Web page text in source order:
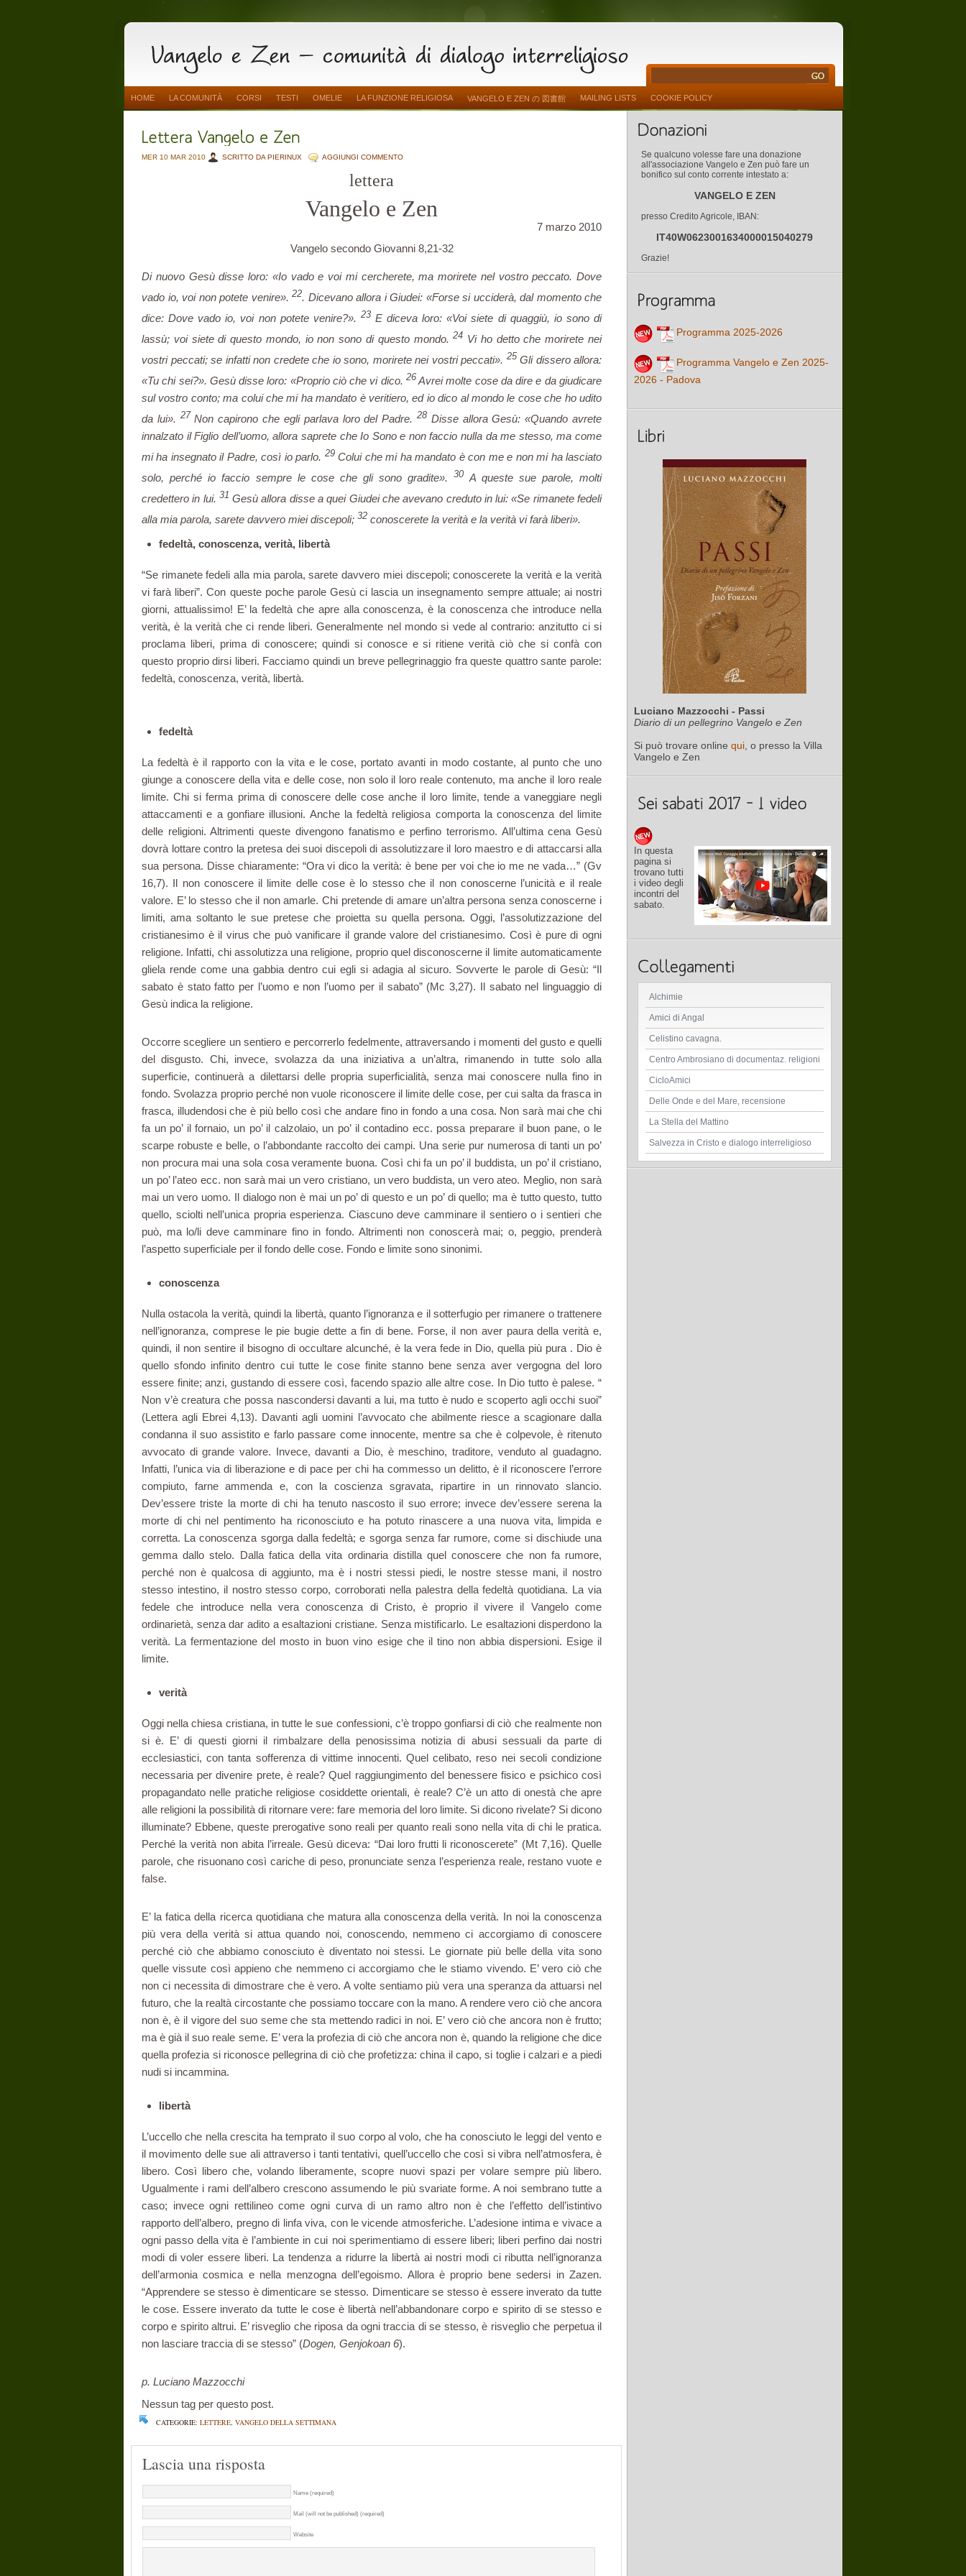
HOME LA COMUNITÀ CORSI TESTI OMELIE LA FUNZIONE RELIGIOSA VANGELO E ZEN の 図書館 MAILING LISTS COOKIE POLICY
MER 10 MAR 2010 SCRITTO DA PIERINUX AGGIUNGI COMMENTO
lettera
Vangelo e Zen
7 marzo 2010
Vangelo secondo Giovanni 8,21-32
Di nuovo Gesù disse loro: «Io vado e voi mi cercherete, ma morirete nel vostro peccato. Dove
vado io, voi non potete venire». 22. Dicevano allora i Giudei: «Forse si ucciderà, dal momento che
dice: Dove vado io, voi non potete venire?». 23E diceva loro: «Voi siete di quaggiù, io sono di
lassù; voi siete di questo mondo, io non sono di questo mondo.24 Vi ho detto che morirete nei
vostri peccati; se infatti non credete che io sono, morirete nei vostri peccati». 25Gli dissero allora:
«Tu chi sei?». Gesù disse loro: «Proprio ciò che vi dico. 26Avrei molte cose da dire e da giudicare
sul vostro conto; ma colui che mi ha mandato è veritiero, ed io dico al mondo le cose che ho udito
da lui». 27 Non capirono che egli parlava loro del Padre. 28Disse allora Gesù: «Quando avrete
innalzato il Figlio dell’uomo, allora saprete che Io Sono e non faccio nulla da me stesso, ma come
mi ha insegnato il Padre, così io parlo. 29Colui che mi ha mandato è con me e non mi ha lasciato
solo, perché io faccio sempre le cose che gli sono gradite».30 A queste sue parole, molti
credettero in lui. 31 Gesù allora disse a quei Giudei che avevano creduto in lui: «Se rimanete fedeli
alla mia parola, sarete davvero miei discepoli; 32 conoscerete la verità e la verità vi farà liberi».
fedeltà, conoscenza, verità, libertà
“Se rimanete fedeli alla mia parola, sarete davvero miei discepoli; conoscerete la verità e la verità
vi farà liberi”. Con queste poche parole Gesù ci lascia un insegnamento sempre attuale; ai nostri
giorni, attualissimo! E’ la fedeltà che apre alla conoscenza, è la conoscenza che introduce nella
verità, è la verità che ci rende liberi. Generalmente nel mondo si vede al contrario: anzitutto ci si
proclama liberi, prima di conoscere; quindi si conosce e si ritiene verità ciò che si confà con
questo proprio dirsi liberi. Facciamo quindi un breve pellegrinaggio fra queste quattro sante parole:
fedeltà, conoscenza, verità, libertà.
fedeltà
La fedeltà è il rapporto con la vita e le cose, portato avanti in modo costante, al punto che uno
giunge a conoscere della vita e delle cose, non solo il loro reale contenuto, ma anche il loro reale
limite. Chi si ferma prima di conoscere delle cose anche il loro limite, tende a vaneggiare negli
attaccamenti e a gonfiare illusioni. Anche la fedeltà religiosa comporta la conoscenza del limite
delle religioni. Altrimenti queste divengono fanatismo e perfino terrorismo. All’ultima cena Gesù
dovrà lottare contro la pretesa dei suoi discepoli di assolutizzare il loro maestro e di attaccarsi alla
sua persona. Disse chiaramente: “Ora vi dico la verità: è bene per voi che io me ne vada…” (Gv
16,7). Il non conoscere il limite delle cose è lo stesso che il non conoscerne l’unicità e il reale
valore. E’ lo stesso che il non amarle. Chi pretende di amare un’altra persona senza conoscerne i
limiti, ama soltanto le sue pretese che proietta su quella persona. Oggi, l’assolutizzazione del
cristianesimo è il virus che può vanificare il grande valore del cristianesimo. Così è pure di ogni
religione. Infatti, chi assolutizza una religione, proprio quel disconoscerne il limite automaticamente
gliela rende come una gabbia dentro cui egli si adagia al sicuro. Sovverte le parole di Gesù: “Il
sabato è stato fatto per l’uomo e non l’uomo per il sabato” (Mc 3,27). Il sabato nel linguaggio di
Gesù indica la religione.
Occorre scegliere un sentiero e percorrerlo fedelmente, attraversando i momenti del gusto e quelli
del disgusto. Chi, invece, svolazza da una iniziativa a un’altra, rimanendo in tutte solo alla
superficie, continuerà a dilettarsi delle propria superficialità, senza mai conoscere nulla fino in
fondo. Svolazza proprio perché non vuole riconoscere il limite delle cose, per cui salta da frasca in
frasca, illudendosi che è più bello così che andare fino in fondo a una cosa. Non sarà mai che chi
fa un po’ il fornaio, un po’ il calzolaio, un po’ il contadino ecc. possa preparare il buon pane, o le
scarpe robuste e belle, o l’abbondante raccolto dei campi. Una serie pur numerosa di tanti un po’
non procura mai una sola cosa veramente buona. Così chi fa un po’ il buddista, un po’ il cristiano,
un po’ l’ateo ecc. non sarà mai un vero cristiano, un vero buddista, un vero ateo. Meglio, non sarà
mai un vero uomo. Il dialogo non è mai un po’ di questo e un po’ di quello; ma è tutto questo, tutto
quello, sciolti nell’unica propria esperienza. Ciascuno deve camminare il sentiero o i sentieri che
può, ma lo/li deve camminare fino in fondo. Altrimenti non conoscerà mai; o, peggio, prenderà
l’aspetto superficiale per il fondo delle cose. Fondo e limite sono sinonimi.
conoscenza
Nulla ostacola la verità, quindi la libertà, quanto l’ignoranza e il sotterfugio per rimanere o trattenere
nell’ignoranza, comprese le pie bugie dette a fin di bene. Forse, il non aver paura della verità e,
quindi, il non sentire il bisogno di occultare alcunché, è la vera fede in Dio, quella più pura . Dio è
quello sfondo infinito dentro cui tutte le cose finite stanno bene senza aver vergogna del loro
essere finite; anzi, gustando di essere così, facendo spazio alle altre cose. In Dio tutto è palese. “
Non v’è creatura che possa nascondersi davanti a lui, ma tutto è nudo e scoperto agli occhi suoi”
(Lettera agli Ebrei 4,13). Davanti agli uomini l’avvocato che abilmente riesce a scagionare dalla
condanna il suo assistito e farlo passare come innocente, mentre sa che è colpevole, è ritenuto
avvocato di grande valore. Invece, davanti a Dio, è meschino, traditore, venduto al guadagno.
Infatti, l’unica via di liberazione e di pace per chi ha commesso un delitto, è il riconoscere l’errore
compiuto, farne ammenda e, con la coscienza sgravata, ripartire in un rinnovato slancio.
Dev’essere triste la morte di chi ha tenuto nascosto il suo errore; invece dev’essere serena la
morte di chi nel pentimento ha riconosciuto e ha potuto rinascere a una nuova vita, limpida e
corretta. La conoscenza sgorga dalla fedeltà; e sgorga senza far rumore, come si dischiude una
gemma dallo stelo. Dalla fatica della vita ordinaria distilla quel conoscere che non fa rumore,
perché non è qualcosa di aggiunto, ma è i nostri stessi piedi, le nostre stesse mani, il nostro
stesso intestino, il nostro stesso corpo, corroborati nella palestra della fedeltà quotidiana. La via
fedele che introduce nella vera conoscenza di Cristo, è proprio il vivere il Vangelo come
ordinarietà, senza dar adito a esaltazioni cristiane. Senza mistificarlo. Le esaltazioni disperdono la
verità. La fermentazione del mosto in buon vino esige che il tino non abbia dispersioni. Esige il
limite.
verità
Oggi nella chiesa cristiana, in tutte le sue confessioni, c’è troppo gonfiarsi di ciò che realmente non
si è. E’ di questi giorni il rimbalzare della penosissima notizia di abusi sessuali da parte di
ecclesiastici, con tanta sofferenza di vittime innocenti. Quel celibato, reso nei secoli condizione
necessaria per divenire prete, è reale? Quel raggiungimento del benessere fisico e psichico così
propagandato nelle pratiche religiose cosiddette orientali, è reale? C’è un atto di onestà che apre
alle religioni la possibilità di ritornare vere: fare memoria del loro limite. Si dicono rivelate? Si dicono
illuminate? Ebbene, queste prerogative sono reali per quanto reali sono nella vita di chi le pratica.
Perché la verità non abita l’irreale. Gesù diceva: “Dai loro frutti li riconoscerete” (Mt 7,16). Quelle
parole, che risuonano così cariche di peso, pronunciate senza l’esperienza reale, restano vuote e
false.
E’ la fatica della ricerca quotidiana che matura alla conoscenza della verità. In noi la conoscenza
più vera della verità si attua quando noi, conoscendo, nemmeno ci accorgiamo di conoscere
perché ciò che abbiamo conosciuto è diventato noi stessi. Le giornate più belle della vita sono
quelle vissute così appieno che nemmeno ci accorgiamo che le stiamo vivendo. E’ vero ciò che
non ci necessita di dimostrare che è vero. A volte sentiamo più vera una speranza da attuarsi nel
futuro, che la realtà circostante che possiamo toccare con la mano. A rendere vero ciò che ancora
non è, è il vigore del suo seme che sta mettendo radici in noi. E’ vero ciò che ancora non è frutto;
ma è già il suo reale seme. E’ vera la profezia di ciò che ancora non è, quando la religione che dice
quella profezia si riconosce pellegrina di ciò che profetizza: china il capo, si toglie i calzari e a piedi
nudi si incammina.
libertà
L’uccello che nella crescita ha temprato il suo corpo al volo, che ha conosciuto le leggi del vento e
il movimento delle sue ali attraverso i tanti tentativi, quell’uccello che così si vibra nell’atmosfera, è
libero. Così libero che, volando liberamente, scopre nuovi spazi per volare sempre più libero.
Ugualmente i rami dell’albero crescono assumendo le più svariate forme. A noi sembrano tutte a
caso; invece ogni rettilineo come ogni curva di un ramo altro non è che l’effetto dell’istintivo
rapporto dell’albero, pregno di linfa viva, con le vicende atmosferiche. L’adesione intima e vivace a
ogni passo della vita è l’ambiente in cui noi sperimentiamo di essere liberi; liberi perfino dai nostri
modi di voler essere liberi. La tendenza a ridurre la libertà ai nostri modi ci ributta nell’ignoranza
dell’armonia cosmica e nella menzogna dell’egoismo. Allora è proprio bene sedersi in Zazen.
“Apprendere se stesso è dimenticare se stesso. Dimenticare se stesso è essere inverato da tutte
le cose. Essere inverato da tutte le cose è libertà nell’abbandonare corpo e spirito di se stesso e
corpo e spirito altrui. E’ risveglio che riposa da ogni traccia di se stesso, è risveglio che perpetua il
non lasciare traccia di se stesso” (Dogen, Genjokoan 6).
p. Luciano Mazzocchi
Nessun tag per questo post.
CATEGORIE: LETTERE VANGELO DELLA SETTIMANA
Lascia una risposta
Name (required)
Mail (will not be published) (required)
Website
Se qualcuno volesse fare una donazione
all'associazione Vangelo e Zen può fare un
bonifico sul conto corrente intestato a:
VANGELO E ZEN
presso Credito Agricole, IBAN:
IT40W0623001634000015040279
Grazie!
Programma 2025-2026
Programma Vangelo e Zen 2025-
2026 - Padova
Luciano Mazzocchi - Passi
Diario di un pellegrino Vangelo e Zen
Si può trovare online qui , o presso la Villa
Vangelo e Zen
In questa
pagina si
trovano tutti
i video degli
incontri del
sabato.
Alchimie
Amici di Angal
Celistino cavagna.
Centro Ambrosiano di documentaz. religioni
CicloAmici
Delle Onde e del Mare, recensione
La Stella del Mattino
Salvezza in Cristo e dialogo interreligioso